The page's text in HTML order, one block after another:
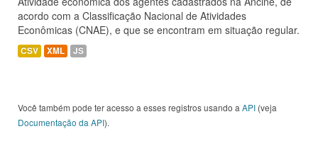
acordo com a Classificação Nacional de Atividades
Econômicas (CNAE), e que se encontram em situação regular.
CSV XML JS
Você também pode ter acesso a esses registros usando a API (veja
Documentação da API).